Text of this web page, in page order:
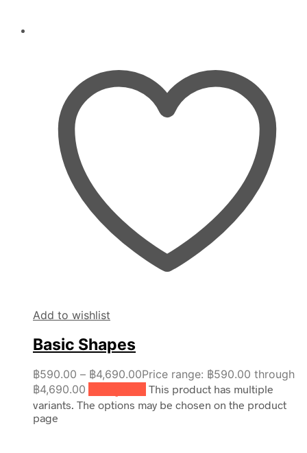
Add to wishlist
Basic Shapes
฿590.00 – ฿4,690.00Price range: ฿590.00 through
฿4,690.00
This product has multiple
variants. The options may be chosen on the product
page